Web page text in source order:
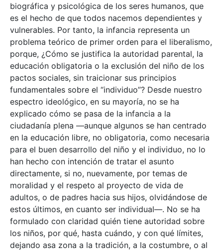
biográfica y psicológica de los seres humanos, que
es el hecho de que todos nacemos dependientes y
vulnerables. Por tanto, la infancia representa un
problema teórico de primer orden para el liberalismo,
porque, ¿Cómo se justifica la autoridad parental, la
educación obligatoria o la exclusión del niño de los
pactos sociales, sin traicionar sus principios
fundamentales sobre el “individuo”? Desde nuestro
espectro ideológico, en su mayoría, no se ha
explicado cómo se pasa de la infancia a la
ciudadanía plena —aunque algunos se han centrado
en la educación libre, no obligatoria, como necesaria
para el buen desarrollo del niño y el individuo, no lo
han hecho con intención de tratar el asunto
directamente, si no, nuevamente, por temas de
moralidad y el respeto al proyecto de vida de
adultos, o de padres hacia sus hijos, olvidándose de
estos últimos, en cuanto ser individual—. No se ha
formulado con claridad quién tiene autoridad sobre
los niños, por qué, hasta cuándo, y con qué límites,
dejando asa zona a la tradición, a la costumbre, o al